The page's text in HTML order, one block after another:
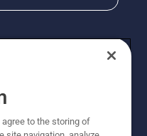
agree to the storing of